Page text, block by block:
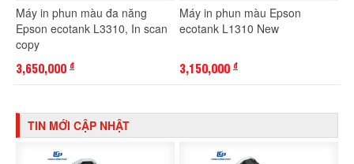
Máy in phun màu đa năng
Epson ecotank L3310, In scan
copy
3,650,000 đ
Máy in phun màu Epson
ecotank L1310 New
3,150,000 đ
TIN MỚI CẬP NHẬT